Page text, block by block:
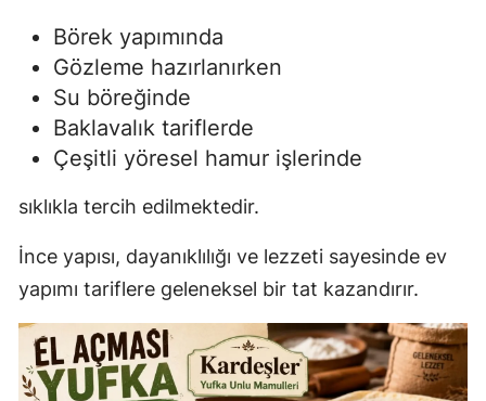
Börek yapımında
Gözleme hazırlanırken
Su böreğinde
Baklavalık tariflerde
Çeşitli yöresel hamur işlerinde
sıklıkla tercih edilmektedir.
İnce yapısı, dayanıklılığı ve lezzeti sayesinde ev
yapımı tariflere geleneksel bir tat kazandırır.